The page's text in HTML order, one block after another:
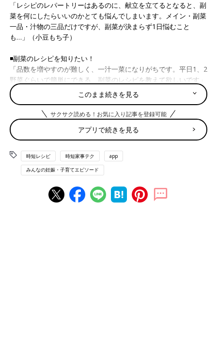
「レシピのレパートリーはあるのに、献立を立てるとなると、副
菜を何にしたらいいのかとても悩んでしまいます。メイン・副菜
一品・汁物の三品だけですが、副菜が決まらず1日悩むこと
も…」（小豆もち子）
◾️副菜のレシピを知りたい！
「品数を増やすのが難しく、一汁一菜になりがちです。平日1、2
野菜ぐらいで簡単にできる、副菜のレシピを教えて欲しいです」
（おもち）
◾️仕事復帰後の料理が不安
「料理が好きではないので、レパートリーがない！育休中なので
いいですが、復帰したら大変そうで不安です」（かぽん）
◾️レパートリーが増えない
「飽きないようにと毎回違うものを作るようにしていますが、あ
まりレパートリーが増えません」（のん）
◾️「またこれー？」とクレーム
このまま続きを見る
サクサク読める！お気に入り記事を登録可能
アプリで続きを見る
時短レシピ 時短家事テク app
みんなの妊娠・子育てエピソード